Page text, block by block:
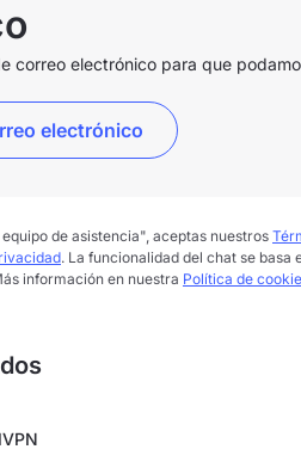
correo electrónico para que
electrónico
de asistencia", aceptas nuestros
. La funcionalidad del chat se basa
información en nuestra Política de